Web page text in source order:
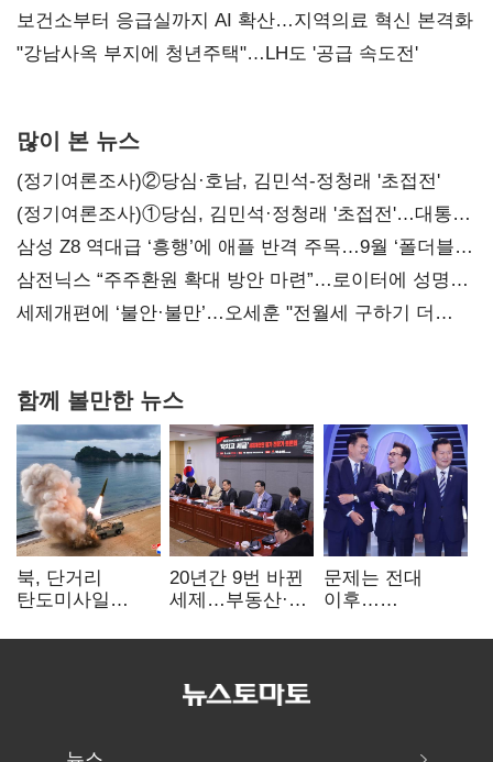
보건소부터 응급실까지 AI 확산…지역의료 혁신 본격화
"강남사옥 부지에 청년주택"…LH도 '공급 속도전'
많이 본 뉴스
(정기여론조사)②당심·호남, 김민석-정청래 '초접전'
(정기여론조사)①당심, 김민석·정청래 '초접전'…대통령
지지도 '50% 아래로'(종합)
삼성 Z8 역대급 ‘흥행’에 애플 반격 주목…9월 ‘폴더블
대전’
삼전닉스 “주주환원 확대 방안 마련”…로이터에 성명
보내
세제개편에 ‘불안·불만’…오세훈 "전월세 구하기 더
함께 볼만한 뉴스
북, 단거리
탄도미사일
"즉각 중단 촉구"
20년간 9번 바뀐
세제…부동산·
건드렸다
문제는 전대
이후…
뒤집힐 땐